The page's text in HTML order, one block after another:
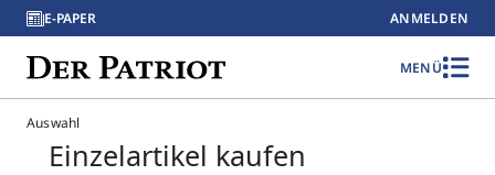
E-PAPER ANMELDEN
MENÜ
Auswahl
Einzelartikel kaufen